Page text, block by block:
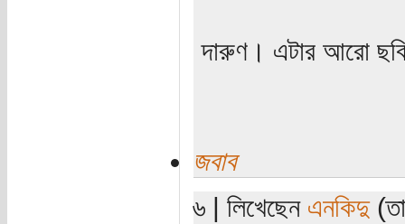
দারুণ। এটার আরো
জবাব
৬ | লিখেছেন এনকিদু